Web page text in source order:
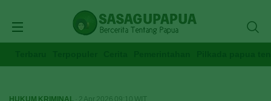
HUKUM KRIMINAL · 2 Apr 2026 09:10 WIT